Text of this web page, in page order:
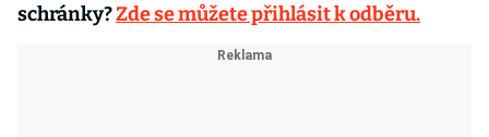
schránky?Zde se můžete přihlásit k odběru.